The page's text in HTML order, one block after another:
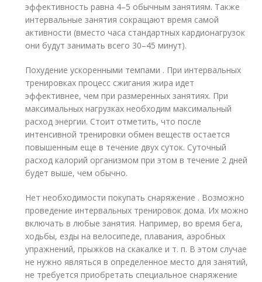
эффективность равна 4–5 обычным занятиям. Также
интервальные занятия сокращают время самой
активности (вместо часа стандартных кардионагрузок
они будут занимать всего 30–45 минут).
Похудение ускоренными темпами . При интервальных
тренировках процесс сжигания жира идет
эффективнее, чем при размеренных занятиях. При
максимальных нагрузках необходим максимальный
расход энергии. Стоит отметить, что после
интенсивной тренировки обмен веществ остается
повышенным еще в течение двух суток. Суточный
расход калорий организмом при этом в течение 2 дней
будет выше, чем обычно.
Нет необходимости покупать снаряжение . Возможно
проведение интервальных тренировок дома. Их можно
включать в любые занятия. Например, во время бега,
ходьбы, езды на велосипеде, плавания, аэробных
упражнений, прыжков на скакалке и т. п. В этом случае
не нужно являться в определенное место для занятий,
не требуется приобретать специальное снаряжение